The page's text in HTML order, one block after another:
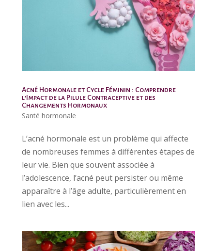
Acné Hormonale et Cycle Féminin : Comprendre
l’Impact de la Pilule Contraceptive et des
Changements Hormonaux
Santé hormonale
L’acné hormonale est un problème qui affecte
de nombreuses femmes à différentes étapes de
leur vie. Bien que souvent associée à
l’adolescence, l’acné peut persister ou même
apparaître à l’âge adulte, particulièrement en
lien avec les...